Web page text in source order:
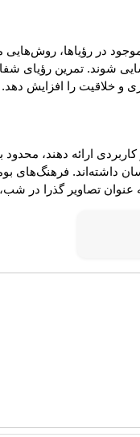
در رؤیاها،
شوند. تمرین رؤیای
و خلاقیت را افزایش دهد.
و کاربردی ارائه دهند،
داشته‌اند. فرهنگ‌های
عنوان تصاویر گذرا در